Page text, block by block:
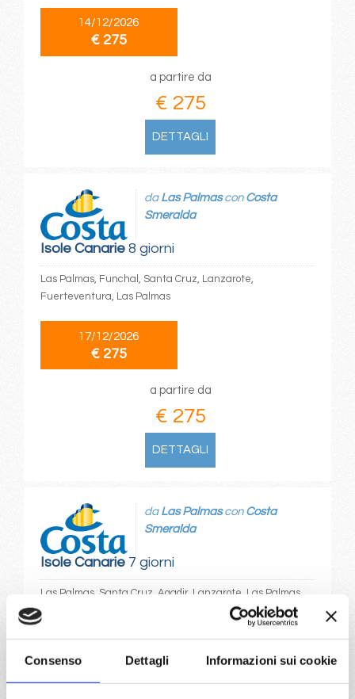
Consenso Dettagli Informazioni sui cookie
14/12/2026
€ 275
a partire da
€ 275
DETTAGLI
Isole Canarie8 giorni
da Las Palmascon Costa
Smeralda
Las Palmas, Funchal, Santa Cruz, Lanzarote,
Fuerteventura, Las Palmas
17/12/2026
€ 275
a partire da
€ 275
DETTAGLI
Isole Canarie7 giorni
da Las Palmascon Costa
Smeralda
Las Palmas, Santa Cruz, Agadir, Lanzarote, Las Palmas
a partire da